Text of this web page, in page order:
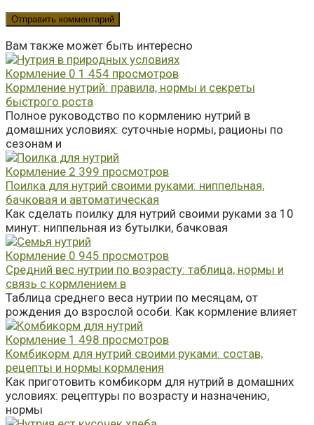
Вам также может быть интересно
Кормление 0 1 454 просмотров
Кормление нутрий: правила, нормы и секреты
быстрого роста
Полное руководство по кормлению нутрий в
домашних условиях: суточные нормы, рационы по
сезонам и
Кормление 2 399 просмотров
Поилка для нутрий своими руками: ниппельная,
бачковая и автоматическая
Как сделать поилку для нутрий своими руками за 10
минут: ниппельная из бутылки, бачковая
Кормление 0 945 просмотров
Средний вес нутрии по возрасту: таблица, нормы и
связь с кормлением в
Таблица среднего веса нутрии по месяцам, от
рождения до взрослой особи. Как кормление влияет
Кормление 1 498 просмотров
Комбикорм для нутрий своими руками: состав,
рецепты и нормы кормления
Как приготовить комбикорм для нутрий в домашних
условиях: рецептуры по возрасту и назначению,
нормы